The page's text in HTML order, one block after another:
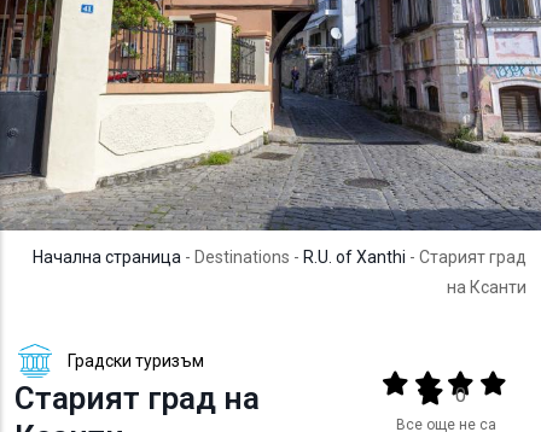
Начална страница - Destinations - R.U. of Xanthi - Старият град
на Ксанти
Градски туризъм
Старият град на
Output format
(star)(star)(star)
(star)
0
Все още не са